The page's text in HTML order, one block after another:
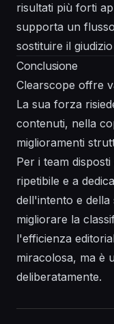
risultati più forti
supporta un
sostituire il
Conclusione
Clearscope offre
La sua forza
contenuti, nella
miglioramenti
Per i team
ripetibile e a
dell'intento e
migliorare la
l'efficienza
miracolosa, ma è
deliberatamente.